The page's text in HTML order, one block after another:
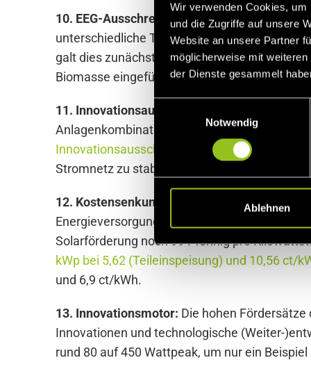
Wir verwenden Cookies,
und die Zugriffe auf unsere
Website an unsere Partner
möglicherweise mit
der Dienste gesammelt
E
w
i
l
i
g
u
u
s
Notwendig
Ablehnen
10. EEG-Ausschreibungen: Seit dem EEG
unterschiedliche Technologien
galt dies zunächst nur für größere PV-
Biomasse eingeführt.
11. Innovationsausschreibungen:
Eine
Anlagenkombinationen – insbesondere
Innovationsausschreibung
ist es, so die
Stromnetz zu stabilisieren.
12. Kostensenkung:
Auch wenn es so
Energieversorgung. Eine erstaunliche
Solarförderung noch 99 Pfennig pro
kWp bei 5,62 (Teileinspeisung) und 10,56 ct/
und 6,9 ct/kWh.
13. Innovationsmotor: Die hohen
Innovationen und technologische (Weiter-
rund 80 auf 450 Wattpeak, um nur ein Beispiel